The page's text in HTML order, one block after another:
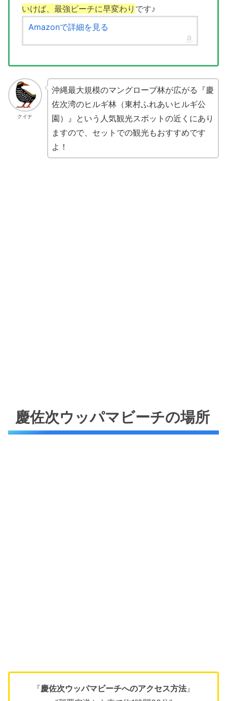
いけば、最強ビーチに早変わり です♪
Amazonで詳細を見る
クイナ
沖縄最大規模のマングローブ林が広がる『慶
佐次湾のヒルギ林（東村ふれあいヒルギ公
園）』という人気観光スポットの近くにあり
ますので、セットでの観光もおすすめです
よ！
慶佐次ウッパマビーチの場所
『慶佐次ウッパマビーチへのアクセス方法』